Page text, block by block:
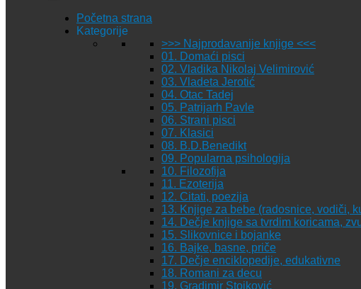
Početna strana
Kategorije
>>> Najprodavanije knjige <<<
01. Domaći pisci
02. Vladika Nikolaj Velimirović
03. Vladeta Jerotić
04. Otac Tadej
05. Patrijarh Pavle
06. Strani pisci
07. Klasici
08. B.D.Benedikt
09. Popularna psihologija
10. Filozofija
11. Ezoterija
12. Citati, poezija
13. Knjige za bebe (radosnice, vodiči,
14. Dečje knjige sa tvrdim koricama,
15. Slikovnice i bojanke
16. Bajke, basne, priče
17. Dečje enciklopedije, edukativne
18. Romani za decu
19. Gradimir Stojković